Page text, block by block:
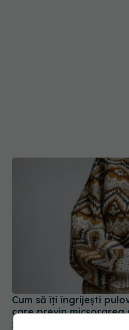
Cum să îți îngrijești
care previn micșorarea
24 ian 2026, 20:28